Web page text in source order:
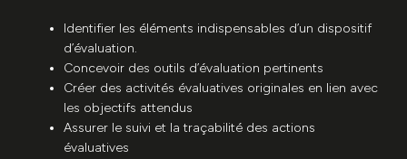
Identifier les éléments indispensables d’un dispositif
d’évaluation.
Concevoir des outils d’évaluation pertinents
Créer des activités évaluatives originales en lien avec
les objectifs attendus
Assurer le suivi et la traçabilité des actions
évaluatives